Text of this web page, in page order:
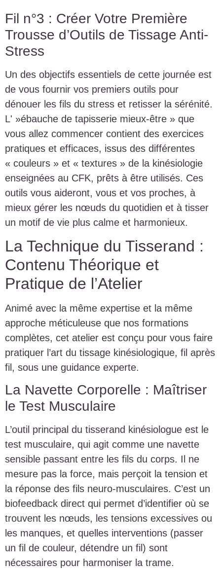
Fil n°3 : Créer Votre Première
Trousse d’Outils de Tissage Anti-
Stress
Un des objectifs essentiels de cette journée est
de vous fournir vos premiers outils pour
dénouer les fils du stress et retisser la sérénité.
L' »ébauche de tapisserie mieux-être » que
vous allez commencer contient des exercices
pratiques et efficaces, issus des différentes
« couleurs » et « textures » de la kinésiologie
enseignées au CFK, prêts à être utilisés. Ces
outils vous aideront, vous et vos proches, à
mieux gérer les nœuds du quotidien et à tisser
un motif de vie plus calme et harmonieux.
La Technique du Tisserand :
Contenu Théorique et
Pratique de l’Atelier
Animé avec la même expertise et la même
approche méticuleuse que nos formations
complètes, cet atelier est conçu pour vous faire
pratiquer l’art du tissage kinésiologique, fil après
fil, sous une guidance experte.
La Navette Corporelle : Maîtriser
le Test Musculaire
L’outil principal du tisserand kinésiologue est le
test musculaire, qui agit comme une navette
sensible passant entre les fils du corps. Il ne
mesure pas la force, mais perçoit la tension et
la réponse des fils neuro-musculaires. C’est un
biofeedback direct qui permet d’identifier où se
trouvent les nœuds, les tensions excessives ou
les manques, et quelles interventions (passer
un fil de couleur, détendre un fil) sont
nécessaires pour harmoniser la trame.